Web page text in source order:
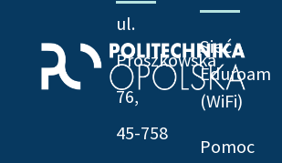
ul.
Prószkowska
76,
45-758
Sieć
Eduroam
(WiFi)
Pomoc